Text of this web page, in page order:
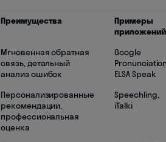
Преимущества
Примеры
приложений
Мгновенная обратная
связь, детальный
анализ ошибок
Google
ELSA Speak
Персонализированные
рекомендации,
профессиональная
оценка
Speechling,
iTalki